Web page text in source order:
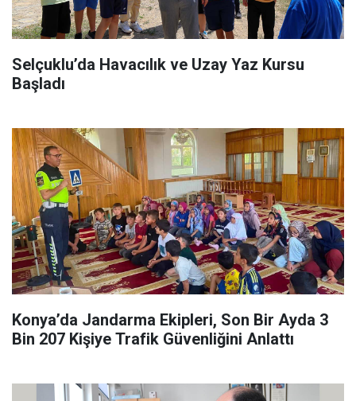
Selçuklu’da Havacılık ve Uzay Yaz Kursu
Başladı
Konya’da Jandarma Ekipleri, Son Bir Ayda 3
Bin 207 Kişiye Trafik Güvenliğini Anlattı